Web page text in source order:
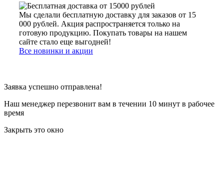
Мы сделали бесплатную доставку для заказов от 15
000 рублей. Акция распространяется только на
готовую продукцию. Покупать товары на нашем
сайте стало еще выгодней!
Все новинки и акции
Заявка успешно отправлена!
Наш менеджер перезвонит вам в течении 10 минут в рабочее
время
Закрыть это окно